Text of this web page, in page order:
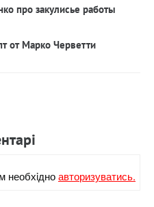
про закулисье работы
от Марко Черветти
необхiдноавторизуватись.